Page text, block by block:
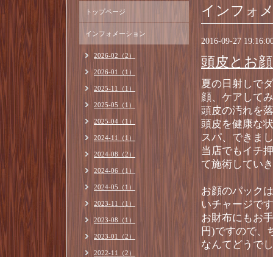
インフォ
2016-09-27
頭皮とお
夏の日射しで
顔、ケアして
頭皮の汚れを
頭皮を健康な
スパ、できま
当店でもイチ
て施術してい
お顔のパック
いチャージで
お財布にもお
円)ですので、
なんてどうで
トップページ
インフォメーション
2026-02（2）
2026-01（1）
2025-11（1）
2025-05（1）
2025-04（1）
2024-11（1）
2024-08（2）
2024-06（1）
2024-05（1）
2023-11（1）
2023-08（1）
2023-01（2）
2022-11（2）